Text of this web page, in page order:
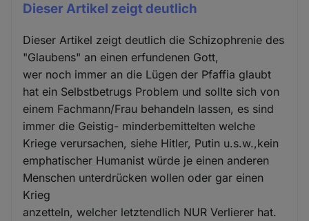
Dieser Artikel zeigt deutlich
Dieser Artikel zeigt deutlich die Schizophrenie des
"Glaubens" an einen erfundenen Gott,
wer noch immer an die Lügen der Pfaffia glaubt
hat ein Selbstbetrugs Problem und sollte sich von
einem Fachmann/Frau behandeln lassen, es sind
immer die Geistig- minderbemittelten welche
Kriege verursachen, siehe Hitler, Putin u.s.w.,kein
emphatischer Humanist würde je einen anderen
Menschen unterdrücken wollen oder gar einen
Krieg
anzetteln, welcher letztendlich NUR Verlierer hat.